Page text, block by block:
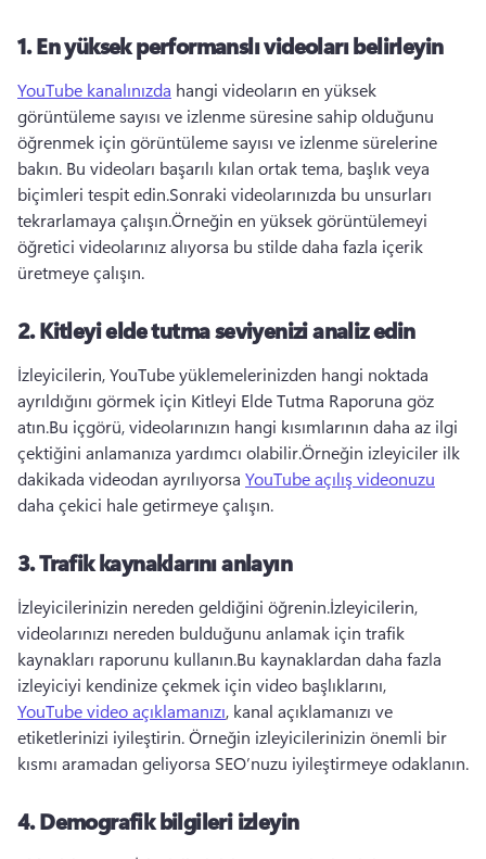
1.En yüksek performanslı videoları belirleyin
YouTube kanalınızda hangi videoların en yüksek
görüntüleme sayısı ve izlenme süresine sahip olduğunu
öğrenmek için görüntüleme sayısı ve izlenme sürelerine
bakın. Bu videoları başarılı kılan ortak tema, başlık veya
biçimleri tespit edin.Sonraki videolarınızda bu unsurları
tekrarlamaya çalışın.Örneğin en yüksek görüntülemeyi
öğretici videolarınız alıyorsa bu stilde daha fazla içerik
üretmeye çalışın.
2.Kitleyi elde tutma seviyenizi analiz edin
İzleyicilerin, YouTube yüklemelerinizden hangi noktada
ayrıldığını görmek için Kitleyi Elde Tutma Raporuna göz
atın.Bu içgörü, videolarınızın hangi kısımlarının daha az ilgi
çektiğini anlamanıza yardımcı olabilir.Örneğin izleyiciler ilk
dakikada videodan ayrılıyorsa YouTube açılış videonuzu
daha çekici hale getirmeye çalışın.
3.Trafik kaynaklarını anlayın
İzleyicilerinizin nereden geldiğini öğrenin.İzleyicilerin,
videolarınızı nereden bulduğunu anlamak için trafik
kaynakları raporunu kullanın.Bu kaynaklardan daha fazla
izleyiciyi kendinize çekmek için video başlıklarını,
YouTube video açıklamanızı, kanal açıklamanızı ve
etiketlerinizi iyileştirin. Örneğin izleyicilerinizin önemli bir
kısmı aramadan geliyorsa SEO’nuzu iyileştirmeye odaklanın.
4.Demografik bilgileri izleyin